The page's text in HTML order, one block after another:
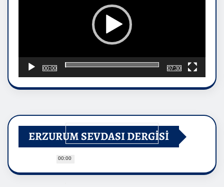
00:00
00:00
07:30
ERZURUM SEVDASI DERGİSİ